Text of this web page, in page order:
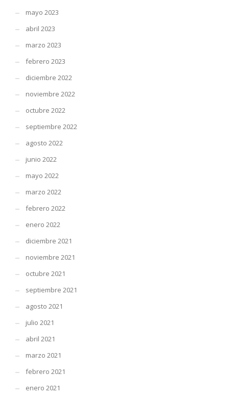
mayo 2023
abril 2023
marzo 2023
febrero 2023
diciembre 2022
noviembre 2022
octubre 2022
septiembre 2022
agosto 2022
junio 2022
mayo 2022
marzo 2022
febrero 2022
enero 2022
diciembre 2021
noviembre 2021
octubre 2021
septiembre 2021
agosto 2021
julio 2021
abril 2021
marzo 2021
febrero 2021
enero 2021